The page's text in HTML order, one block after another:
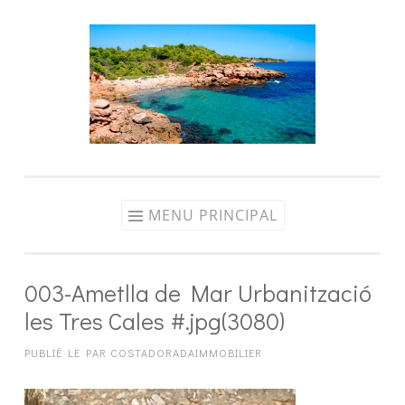
MENU PRINCIPAL
003-Ametlla de Mar Urbanització
les Tres Cales #.jpg(3080)
PUBLIÉ LE PAR COSTADORADAIMMOBILIER